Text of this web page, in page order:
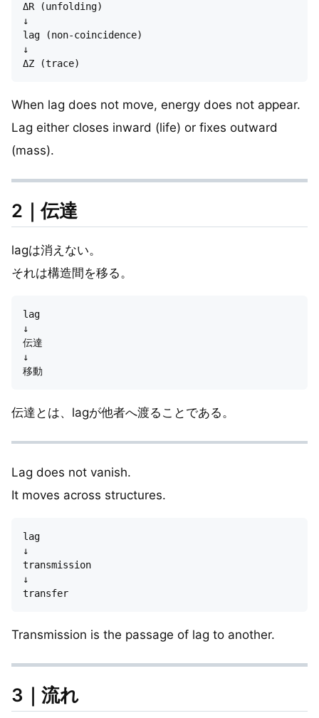
ΔR (unfolding)
↓
lag (non-coincidence)
↓
When lag does not move, energy does not appear.
Lag either closes inward (life) or fixes outward
(mass).
2｜伝達
lagは消えない。
それは構造間を移る。
lag
↓
伝達
↓
伝達とは、lagが他者へ渡ることである。
Lag does not vanish.
It moves across structures.
lag
↓
transmission
↓
Transmission is the passage of lag to another.
3｜流れ